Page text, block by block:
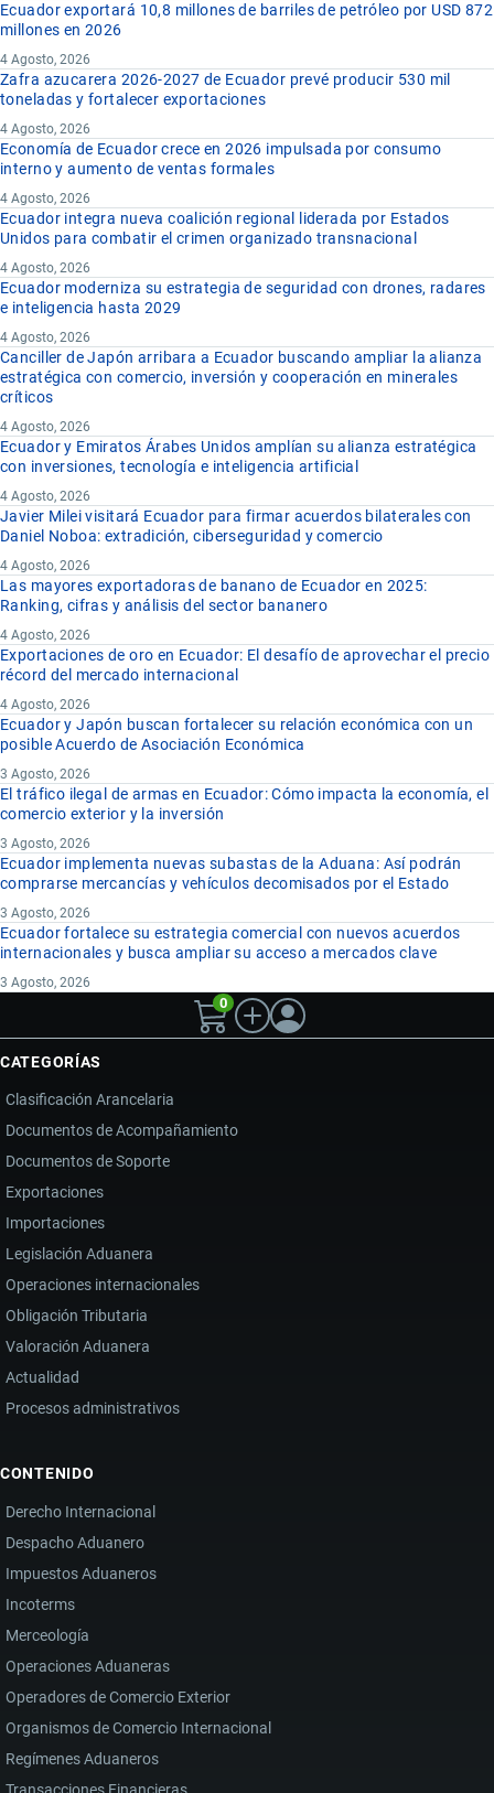
Ecuador exportará 10,8 millones de barriles de petróleo por USD 872
millones en 2026
4 Agosto, 2026
Zafra azucarera 2026-2027 de Ecuador prevé producir 530 mil
toneladas y fortalecer exportaciones
4 Agosto, 2026
Economía de Ecuador crece en 2026 impulsada por consumo
interno y aumento de ventas formales
4 Agosto, 2026
Ecuador integra nueva coalición regional liderada por Estados
Unidos para combatir el crimen organizado transnacional
4 Agosto, 2026
Ecuador moderniza su estrategia de seguridad con drones, radares
e inteligencia hasta 2029
4 Agosto, 2026
Canciller de Japón arribara a Ecuador buscando ampliar la alianza
estratégica con comercio, inversión y cooperación en minerales
críticos
4 Agosto, 2026
Ecuador y Emiratos Árabes Unidos amplían su alianza estratégica
con inversiones, tecnología e inteligencia artificial
4 Agosto, 2026
Javier Milei visitará Ecuador para firmar acuerdos bilaterales con
Daniel Noboa: extradición, ciberseguridad y comercio
4 Agosto, 2026
Las mayores exportadoras de banano de Ecuador en 2025:
Ranking, cifras y análisis del sector bananero
4 Agosto, 2026
Exportaciones de oro en Ecuador: El desafío de aprovechar el precio
récord del mercado internacional
4 Agosto, 2026
Ecuador y Japón buscan fortalecer su relación económica con un
posible Acuerdo de Asociación Económica
3 Agosto, 2026
El tráfico ilegal de armas en Ecuador: Cómo impacta la economía, el
comercio exterior y la inversión
3 Agosto, 2026
Ecuador implementa nuevas subastas de la Aduana: Así podrán
comprarse mercancías y vehículos decomisados por el Estado
3 Agosto, 2026
Ecuador fortalece su estrategia comercial con nuevos acuerdos
internacionales y busca ampliar su acceso a mercados clave
3 Agosto, 2026
0
CATEGORÍAS
Clasificación Arancelaria
Documentos de Acompañamiento
Documentos de Soporte
Exportaciones
Importaciones
Legislación Aduanera
Operaciones internacionales
Obligación Tributaria
Valoración Aduanera
Actualidad
Procesos administrativos
CONTENIDO
Derecho Internacional
Despacho Aduanero
Impuestos Aduaneros
Incoterms
Merceología
Operaciones Aduaneras
Operadores de Comercio Exterior
Organismos de Comercio Internacional
Regímenes Aduaneros